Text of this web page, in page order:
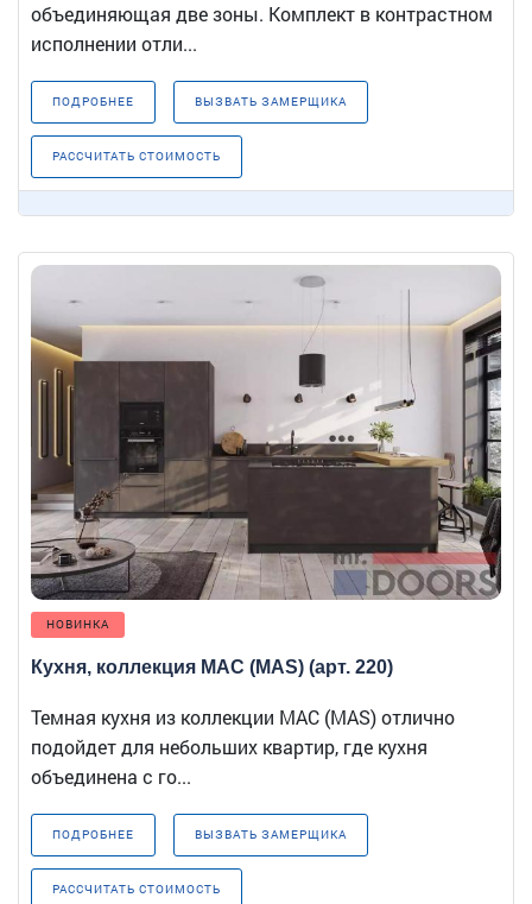
объединяющая две зоны. Комплект в контрастном
исполнении отли...
ПОДРОБНЕЕ ВЫЗВАТЬ ЗАМЕРЩИКА
РАССЧИТАТЬ СТОИМОСТЬ
НОВИНКА
Кухня, коллекция МАС (MAS) (арт. 220)
Темная кухня из коллекции МАС (MAS) отлично
подойдет для небольших квартир, где кухня
объединена с го...
ПОДРОБНЕЕ ВЫЗВАТЬ ЗАМЕРЩИКА
РАССЧИТАТЬ СТОИМОСТЬ